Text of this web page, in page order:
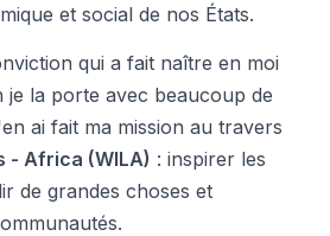
et social de nos États.
qui a fait naître en moi
je la porte avec beaucoup de
ai fait ma mission au travers
- Africa (WILA) : inspirer les
de grandes choses et